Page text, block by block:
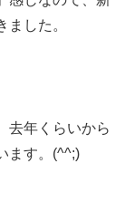
した。
去年くらいから
ます。(^^;)